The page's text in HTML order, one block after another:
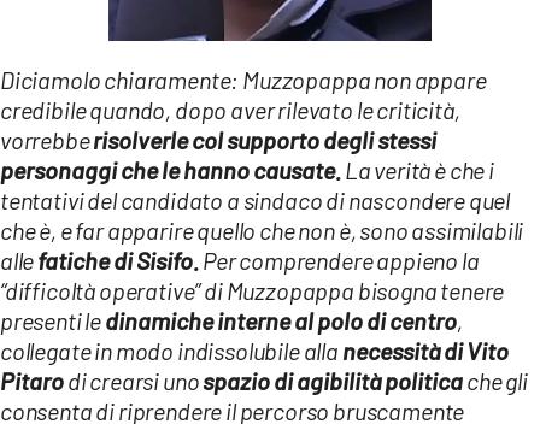
Diciamolo chiaramente: Muzzopappa non appare
credibile quando, dopo aver rilevato le criticità,
vorrebberisolverle col supporto degli stessi
personaggi che le hanno causate.La verità è che i
tentativi del candidato a sindaco di nascondere quel
che è, e far apparire quello che non è, sono assimilabili
allefatiche di Sisifo.Per comprendere appieno la
“difficoltà operative” di Muzzopappa bisogna tenere
presenti ledinamiche interne al polo di centro,
collegate in modo indissolubile alla necessità di Vito
Pitarodi crearsi unospazio di agibilità politicache gli
consenta di riprendere il percorso bruscamente